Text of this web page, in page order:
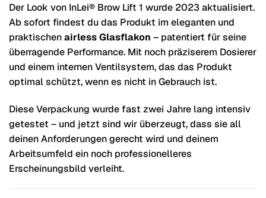
Der Look von InLei® Brow Lift 1 wurde 2023 aktualisiert.
Ab sofort findest du das Produkt im eleganten und
praktischenairless Glasflakon – patentiert für seine
überragende Performance. Mit noch präziserem Dosierer
und einem internen Ventilsystem, das das Produkt
optimal schützt, wenn es nicht in Gebrauch ist.
Diese Verpackung wurde fast zwei Jahre lang intensiv
getestet – und jetzt sind wir überzeugt, dass sie all
deinen Anforderungen gerecht wird und deinem
Arbeitsumfeld ein noch professionelleres
Erscheinungsbild verleiht.